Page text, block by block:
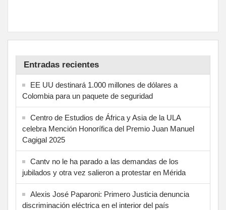
Entradas recientes
EE UU destinará 1.000 millones de dólares a
Colombia para un paquete de seguridad
Centro de Estudios de África y Asia de la ULA
celebra Mención Honorífica del Premio Juan Manuel
Cagigal 2025
Cantv no le ha parado a las demandas de los
jubilados y otra vez salieron a protestar en Mérida
Alexis José Paparoni: Primero Justicia denuncia
discriminación eléctrica en el interior del país